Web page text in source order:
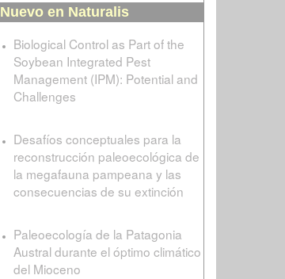
Nuevo en Naturalis
Biological Control as Part of the
Soybean Integrated Pest
Management (IPM): Potential and
Challenges
Desafíos conceptuales para la
reconstrucción paleoecológica de
la megafauna pampeana y las
consecuencias de su extinción
Paleoecología de la Patagonia
Austral durante el óptimo climático
del Mioceno